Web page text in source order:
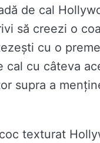
de cal
să creezi o
cu o
cal cu câteva
supra a
texturat